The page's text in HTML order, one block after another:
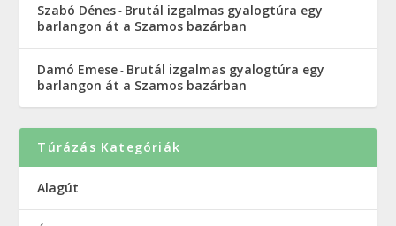
Szabó Dénes- Brutál izgalmas gyalogtúra egy
barlangon át a Szamos bazárban
Damó Emese- Brutál izgalmas gyalogtúra egy
barlangon át a Szamos bazárban
Túrázás Kategóriák
Alagút